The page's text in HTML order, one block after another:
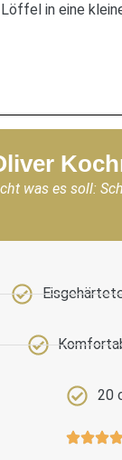
in eine
was es soll:
20